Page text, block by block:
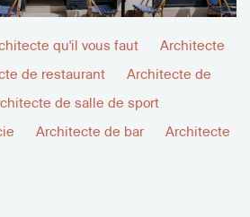
qu'il vous faut
Architecte
de restaurant
Architecte de
de salle de sport
Architecte de bar
Architecte